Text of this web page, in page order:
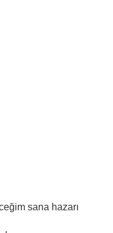
sana hazarı